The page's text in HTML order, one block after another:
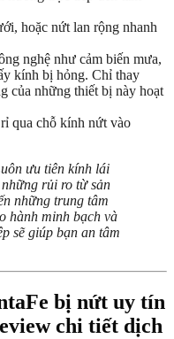
hoặc nứt lan rộng nhanh
nghệ như cảm biến mưa,
kính bị hỏng. Chỉ thay
của những thiết bị này hoạt
qua chỗ kính nứt vào
ưu tiên kính lái
rủi ro từ sản
những trung tâm
hành minh bạch và
sẽ giúp bạn an tâm
bị nứt uy tín
chi tiết dịch